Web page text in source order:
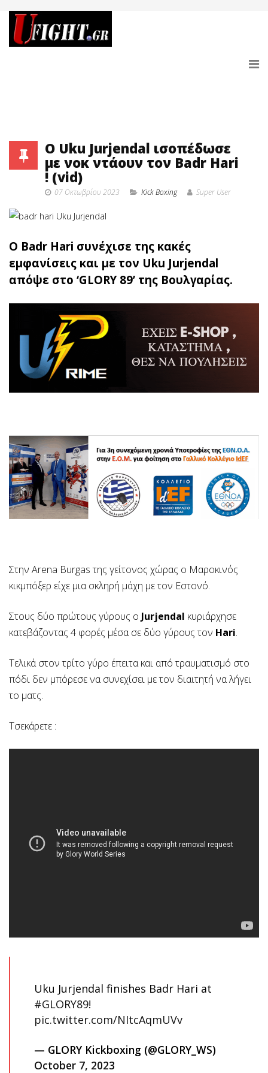
O Uku Jurjendal ισοπέδωσε
με νοκ ντάουν τον Badr Hari
! (vid)
07 Οκτωβρίου 2023 Κick Boxing Super User
Ο Badr Hari συνέχισε της κακές
εμφανίσεις και με τον Uku Jurjendal
απόψε στο ‘GLORY 89’ της Βουλγαρίας.
Στην Arena Burgas της γείτονος χώρας ο Μαροκινός
κικμπόξερ είχε μια σκληρή μάχη με τον Εστονό.
Στους δύο πρώτους γύρους ο Jurjendal κυριάρχησε
κατεβάζοντας 4 φορές μέσα σε δύο γύρους τον Hari.
Τελικά στον τρίτο γύρο έπειτα και από τραυματισμό στο
πόδι δεν μπόρεσε να συνεχίσει με τον διαιτητή να λήγει
το ματς.
Τσεκάρετε :
Uku Jurjendal finishes Badr Hari at
#GLORY89!
pic.twitter.com/NItcAqmUVv
— GLORY Kickboxing (@GLORY_WS)
October 7, 2023